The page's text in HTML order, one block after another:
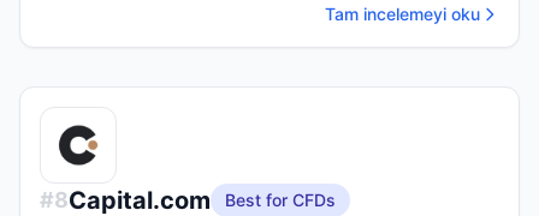
Tam incelemeyi oku
#8Capital.com
Best for CFDs